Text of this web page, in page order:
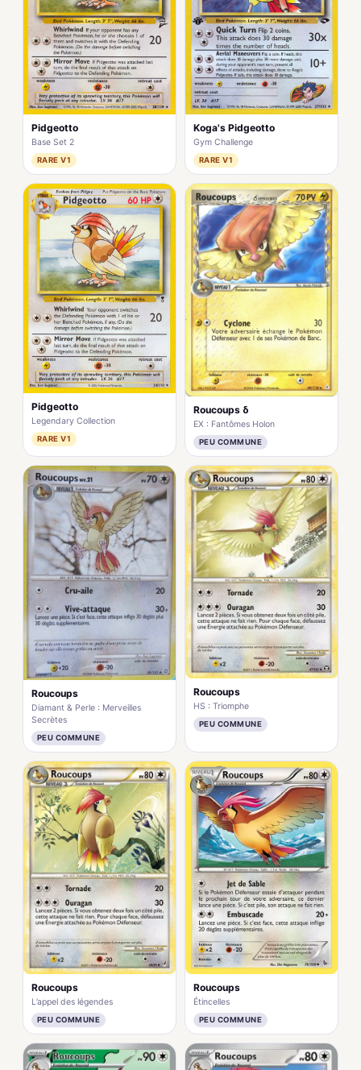
Pidgeotto
Base Set 2
RARE V1
Koga's Pidgeotto
Gym Challenge
RARE V1
Pidgeotto
Legendary Collection
RARE V1
Roucoups δ
EX : Fantômes Holon
PEU COMMUNE
Roucoups
Diamant & Perle : Merveilles
Secrètes
PEU COMMUNE
Roucoups
HS : Triomphe
PEU COMMUNE
Roucoups
L’appel des légendes
PEU COMMUNE
Roucoups
Étincelles
PEU COMMUNE